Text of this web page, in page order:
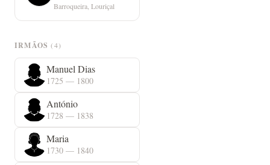
Barroqueira, Louriçal
IRMÃOS(4)
Manuel Dias
1725 — 1800
António
1728 — 1838
Maria
1730 — 1840